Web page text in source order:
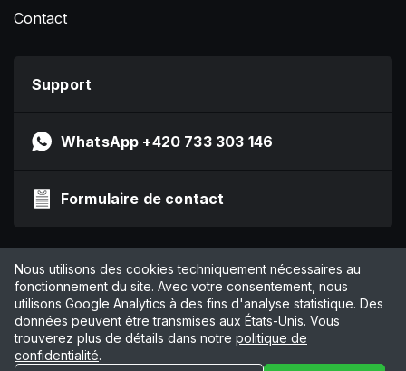
Contact
Support
WhatsApp +420 733 303 146
Formulaire de contact
Impressum
Politique de confidentialité
CGV
Gérer les cookies
© 2026 by Online Marketing Solutions AG
Nous utilisons des cookies techniquement nécessaires au
fonctionnement du site. Avec votre consentement, nous
utilisons Google Analytics à des fins d'analyse statistique. Des
données peuvent être transmises aux États-Unis. Vous
trouverez plus de détails dans notre politique de
confidentialité.